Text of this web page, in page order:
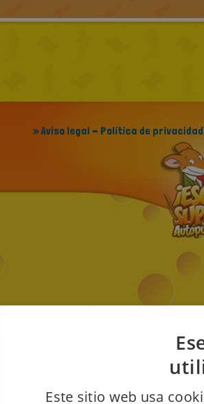
» Aviso legal - Política de privacidad
Este sitio web usa